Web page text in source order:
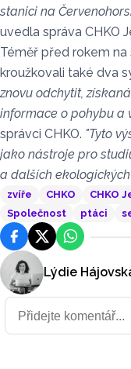
stanici na
uvedla správa CHKO
Téměř před rokem
kroužkovali také dva
znovu odchytit,
informace o pohybu a
správci CHKO. "Tyto
jako nástroje pro
a dalších
zvíře CHKO CHKO
Společnost
ptáci
FacebookPlatforma X
WhatsApp
Lýdie